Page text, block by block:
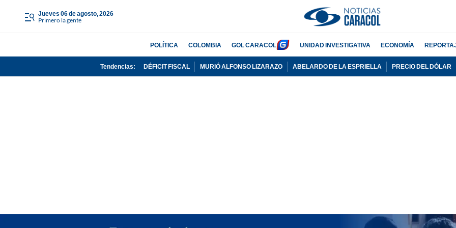
jueves 06 de agosto, 2026
Primero la gente
POLÍTICA COLOMBIA GOL CARACOL UNIDAD INVESTIGATIVA ECONOMÍA
Tendencias: DÉFICIT FISCAL MURIÓ ALFONSO LIZARAZO ABELARDO DE LA ESPRIELLA PRECIO DEL DÓLAR